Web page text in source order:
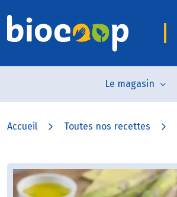
Le magasin
Accueil Toutes nos recettes